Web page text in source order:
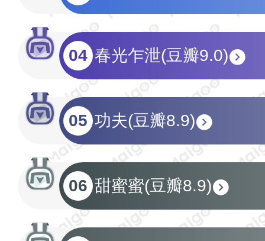
04 春光乍泄(豆瓣9.0)
05 功夫(豆瓣8.9)
06 甜蜜蜜(豆瓣8.9)